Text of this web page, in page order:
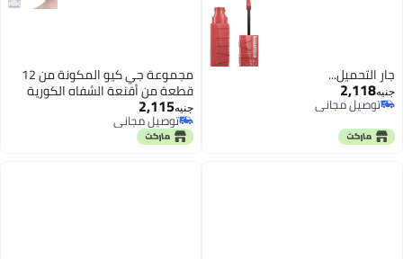
جارٍ التحميل...
جنيه2,118
توصيل مجاني
توصيل مجاني
مجموعة جي كيو المكونة من 12
قطعة من أقنعة الشفاه الكورية
الفاخرة المصنوعة من الجيلي، قناع
مرطب ومكثف للشفاه، يحتوي على
الكولاجين، وسادات جل مغذية
جنيه2,115
توصيل مجاني
توصيل مجاني